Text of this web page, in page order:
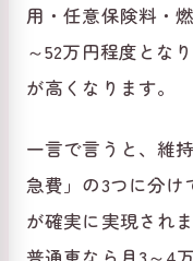
用・任意保険料・
～52万円程度とな
が高くなります。
一言で言うと、維
急費」の3つに分
が確実に実現され